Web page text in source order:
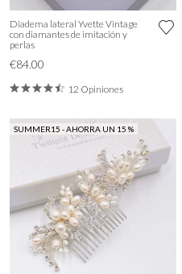
Diadema lateral Yvette Vintage
con diamantes de imitación y
perlas
€84.00
12 Opiniones
SUMMER15 - AHORRA UN 15 %